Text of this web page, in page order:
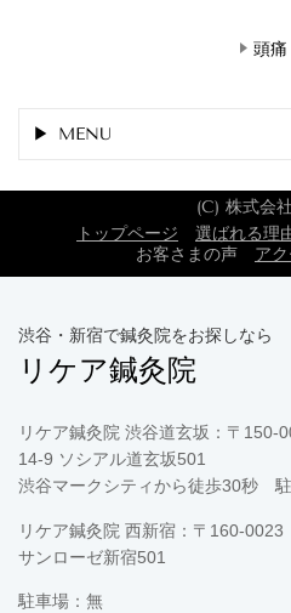
頭
MENU
(C) 株式会
トップページ
選ばれる理
お客さまの声
ア
渋谷・新宿で鍼灸院をお探しなら
リケア鍼灸院
リケア鍼灸院 渋谷道玄坂：〒
14-9 ソシアル道玄坂501
渋谷マークシティから徒歩30秒
リケア鍼灸院 西新宿：〒160-
サンローゼ新宿501
駐車場：無